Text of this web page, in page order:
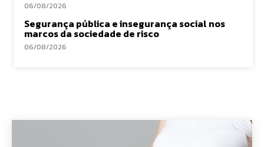
06/08/2026
Segurança pública e insegurança social nos
marcos da sociedade de risco
06/08/2026